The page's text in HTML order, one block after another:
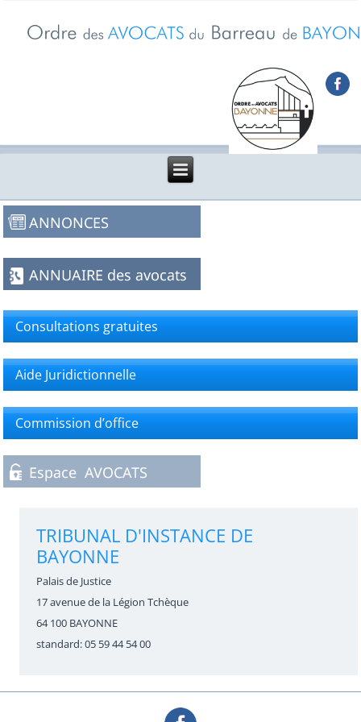
Consultations gratuites
Aide Juridictionnelle
Commission d’office
TRIBUNAL D'INSTANCE DE
BAYONNE
Palais de Justice
17 avenue de la Légion Tchèque
64 100 BAYONNE
standard: 05 59 44 54 00